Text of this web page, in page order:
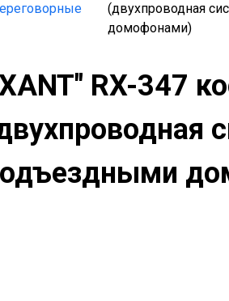
(двухпроводная
домофонами)
RX-347